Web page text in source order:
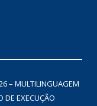
– MULTILINGUAGEM
DE EXECUÇÃO